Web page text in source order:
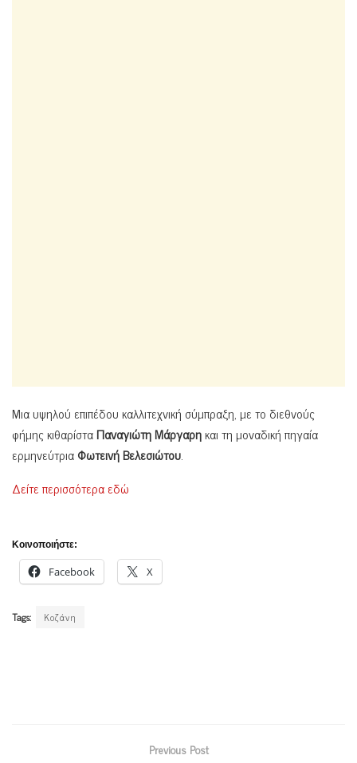
Μια υψηλού επιπέδου καλλιτεχνική σύμπραξη, με το διεθνούς
φήμης κιθαρίσταΠαναγιώτη Μάργαρηκαι τη μοναδική πηγαία
ερμηνεύτριαΦωτεινή Βελεσιώτου.
Δείτε περισσότερα εδώ
Κοινοποιήστε:
Facebook X
Tags: Κοζάνη
Previous Post